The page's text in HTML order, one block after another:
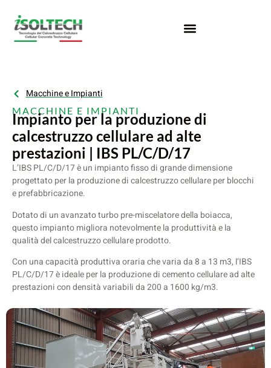
Macchine e Impianti
MACCHINE E IMPIANTI
Impianto per la produzione di
calcestruzzo cellulare ad alte
prestazioni | IBS PL/C/D/17
L’IBS PL/C/D/17 è un impianto fisso di grande dimensione
progettato per la produzione di calcestruzzo cellulare per blocchi
e prefabbricazione.
Dotato di un avanzato turbo pre-miscelatore della boiacca,
questo impianto migliora notevolmente la produttività e la
qualità del calcestruzzo cellulare prodotto.
Con una capacità produttiva oraria che varia da 8 a 13 m3, l’IBS
PL/C/D/17 è ideale per la produzione di cemento cellulare ad alte
prestazioni con densità variabili da 200 a 1600 kg/m3.